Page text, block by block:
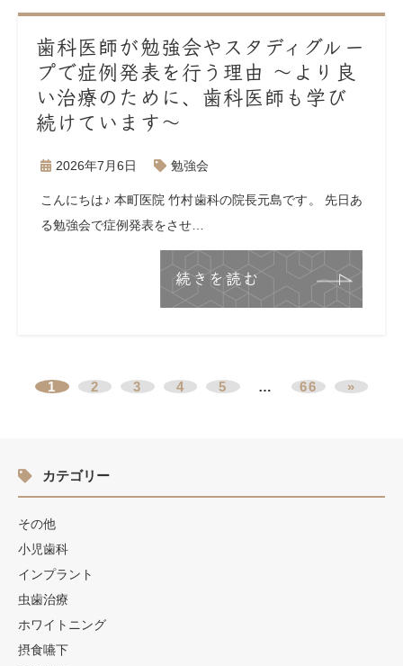
歯科医師が勉強会やスタディグルー
プで症例発表を行う理由 〜より良
い治療のために、歯科医師も学び
続けています〜
2026年7月6日 勉強会
こんにちは♪ 本町医院 竹村歯科の院長元島です。 先日あ
る勉強会で症例発表をさせ…
続きを読む
1 2 3 4 5 … 66 »
カテゴリー
その他
小児歯科
インプラント
虫歯治療
ホワイトニング
摂食嚥下